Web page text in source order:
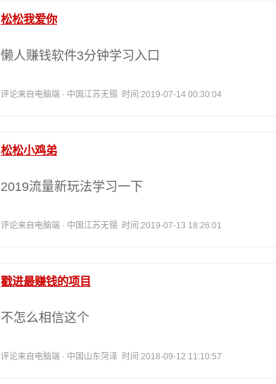
松松我爱你
懒人赚钱软件3分钟学习入口
评论来自电脑端 · 中国江苏无锡 时间:2019-07-14 00:30:04
松松小鸡弟
2019流量新玩法学习一下
评论来自电脑端 · 中国江苏无锡 时间:2019-07-13 18:26:01
戳进最赚钱的项目
不怎么相信这个
评论来自电脑端 · 中国山东菏泽 时间:2018-09-12 11:10:57